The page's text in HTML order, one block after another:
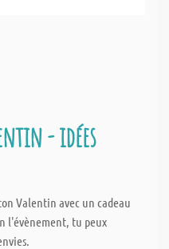
- idées
Valentin avec un cadeau
l'évènement, tu peux